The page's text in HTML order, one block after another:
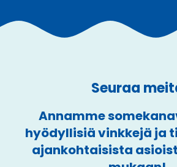
Seuraa
Annamme
hyödyllisiä vinkkejä ja
ajankohtaisista